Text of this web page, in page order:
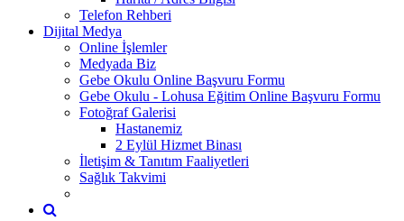
Telefon Rehberi
Dijital Medya
Online İşlemler
Medyada Biz
Gebe Okulu Online Başvuru Formu
Gebe Okulu - Lohusa Eğitim Online Başvuru Formu
Fotoğraf Galerisi
Hastanemiz
2 Eylül Hizmet Binası
İletişim & Tanıtım Faaliyetleri
Sağlık Takvimi